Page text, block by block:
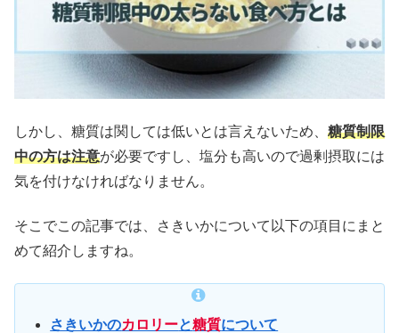
しかし、糖質は関しては低いとは言えないため、 糖質制限
中の方は注意が必要ですし、塩分も高いので過剰摂取には
気を付けなければなりません。
そこでこの記事では、さきいかについて以下の項目にまと
めて紹介しますね。
さきいかのカロリーと糖質について